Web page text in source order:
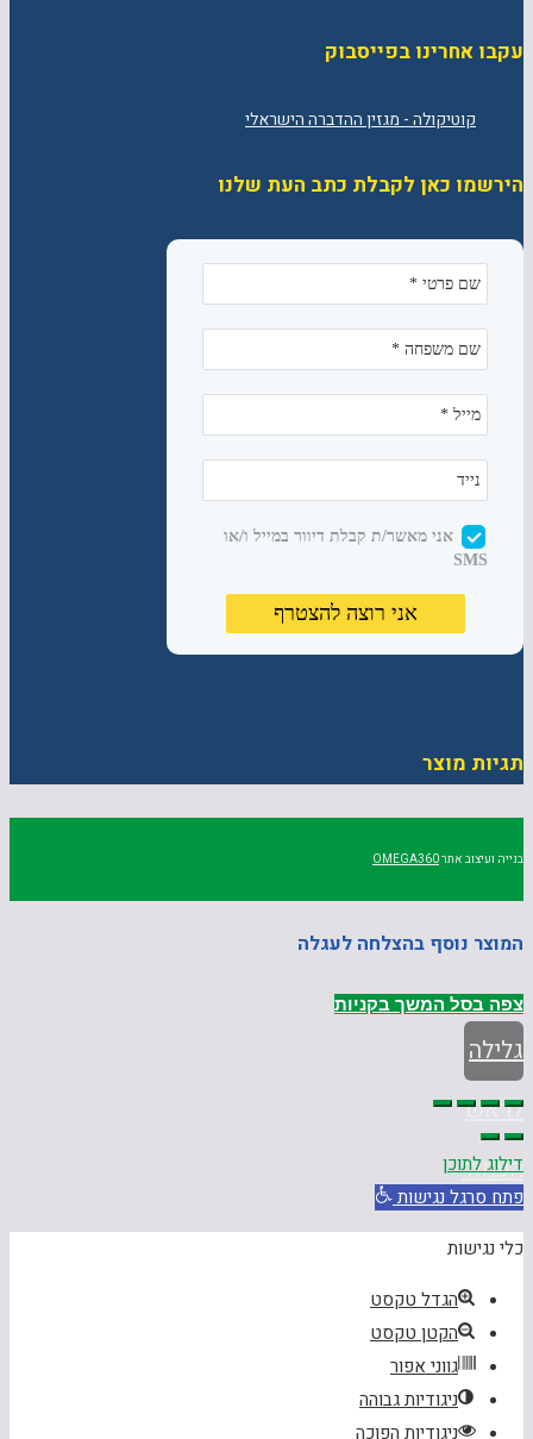
עקבו אחרינו בפייסבוק
הירשמו כאן לקבלת כתב העת שלנו
תגיות מוצר
בנייה ועיצוב אתרOMEGA360
המוצר נוסף בהצלחה לעגלה
צפה בסל המשך בקניות
גלילה
לראש
העמוד
דילוג לתוכן
פתח סרגל נגישות
כלי נגישות
הגדל טקסט
הקטן טקסט
גווני אפור
ניגודיות גבוהה
ניגודיות הפוכה